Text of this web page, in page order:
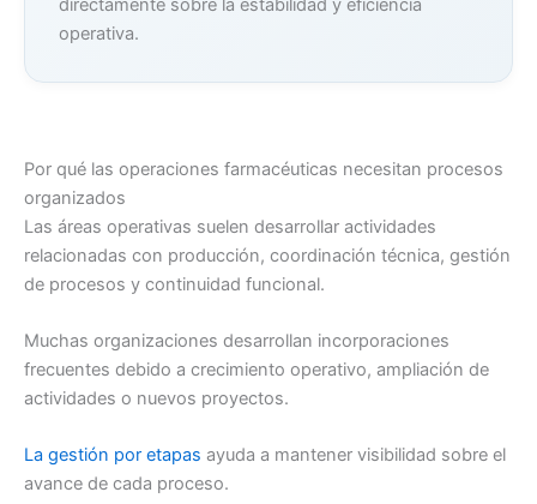
directamente sobre la estabilidad y eficiencia
operativa.
Por qué las operaciones farmacéuticas necesitan procesos
organizados
Las áreas operativas suelen desarrollar actividades
relacionadas con producción, coordinación técnica, gestión
de procesos y continuidad funcional.
Muchas organizaciones desarrollan incorporaciones
frecuentes debido a crecimiento operativo, ampliación de
actividades o nuevos proyectos.
La gestión por etapas ayuda a mantener visibilidad sobre el
avance de cada proceso.